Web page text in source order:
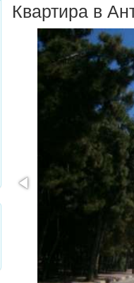
Квартира в